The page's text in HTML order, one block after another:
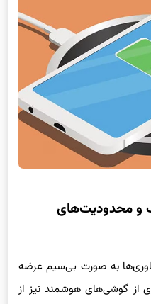
و محدودیت‌های
به صورت بی‌سیم عرضه
از گوشی‌های هوشمند نیز از